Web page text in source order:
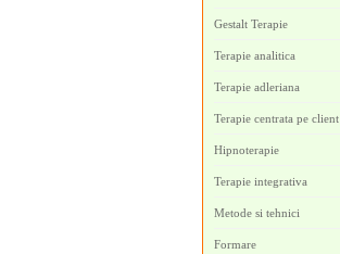
Gestalt Terapie
Terapie analitica
Terapie adleriana
Terapie centrata pe client
Hipnoterapie
Terapie integrativa
Metode si tehnici
Formare